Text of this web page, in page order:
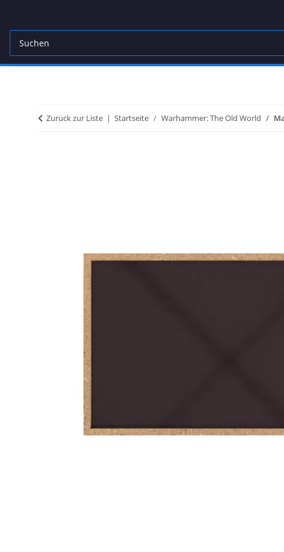
Zurück zur Liste Startseite Warhammer: The Old World